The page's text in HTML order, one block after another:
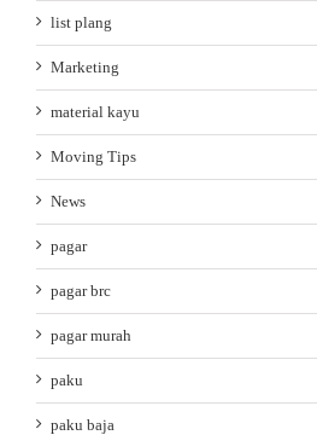
list plang
Marketing
material kayu
Moving Tips
News
pagar
pagar brc
pagar murah
paku
paku baja